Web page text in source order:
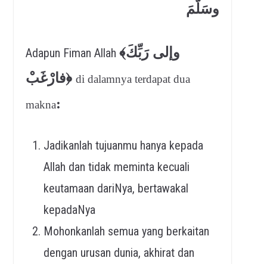
وسَلَّمَ
Adapun Fiman Allah ﴾وإلى رَبِّكَ
فارْغَبْ﴿ di dalamnya terdapat dua
makna:
Jadikanlah tujuanmu hanya kepada
Allah dan tidak meminta kecuali
keutamaan dariNya, bertawakal
kepadaNya
Mohonkanlah semua yang berkaitan
dengan urusan dunia, akhirat dan